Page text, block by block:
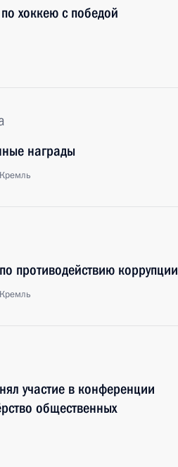
хоккею с победой
награды
противодействию коррупции
участие в конференции
общественных